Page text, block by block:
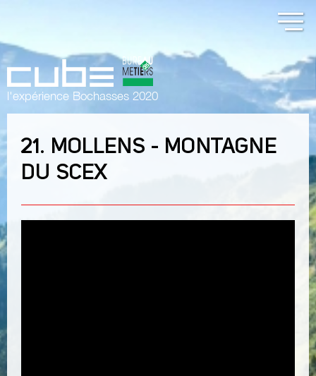
l'expérience Bochasses 2020
21. MOLLENS - MONTAGNE
DU SCEX